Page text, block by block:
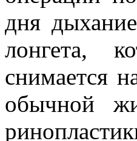
дня
лонгета,
снимается
обычной